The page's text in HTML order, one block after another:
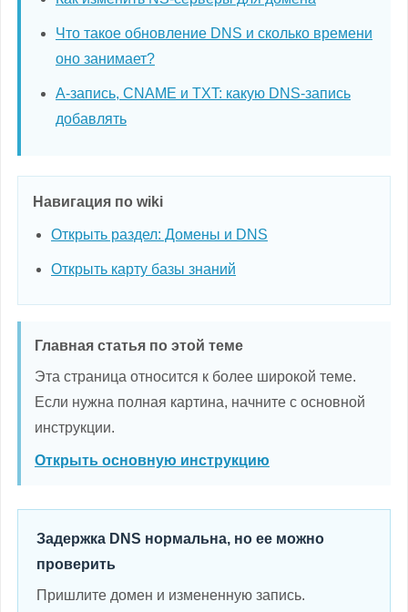
Что такое обновление DNS и сколько времени
оно занимает?
A-запись, CNAME и TXT: какую DNS-запись
добавлять
Навигация по wiki
Открыть раздел: Домены и DNS
Открыть карту базы знаний
Главная статья по этой теме
Эта страница относится к более широкой теме.
Если нужна полная картина, начните с основной
инструкции.
Открыть основную инструкцию
Задержка DNS нормальна, но ее можно
проверить
Пришлите домен и измененную запись.